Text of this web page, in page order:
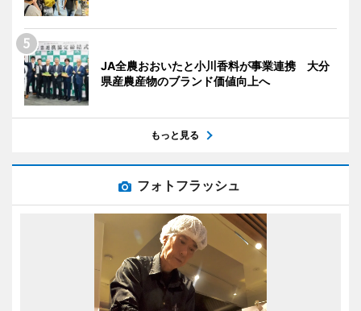
JA全農おおいたと小川香料が事業連携 大分
県産農産物のブランド価値向上へ
もっと見る
フォトフラッシュ